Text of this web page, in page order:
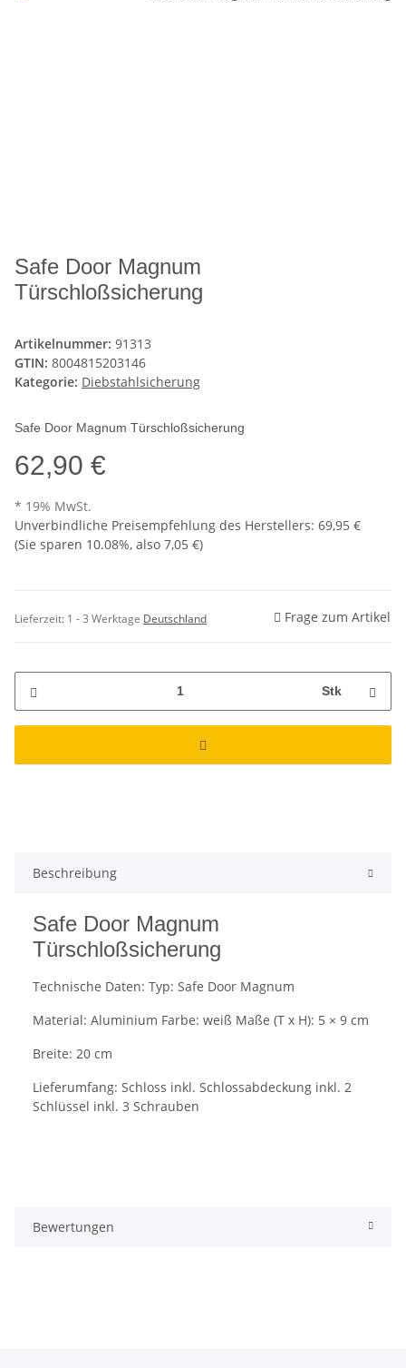
Safe Door Magnum
Türschloßsicherung
Artikelnummer: 91313
GTIN: 8004815203146
Kategorie: Diebstahlsicherung
Safe Door Magnum Türschloßsicherung
62,90 €
* 19% MwSt.
Unverbindliche Preisempfehlung des Herstellers: 69,95 €
(Sie sparen 10.08%, also 7,05 €)
Lieferzeit: 1 - 3 Werktage Deutschland Frage zum Artikel
Stk
Beschreibung
Safe Door Magnum
Türschloßsicherung
Technische Daten: Typ: Safe Door Magnum
Material: Aluminium Farbe: weiß Maße (T x H): 5 × 9 cm
Breite: 20 cm
Lieferumfang: Schloss inkl. Schlossabdeckung inkl. 2
Schlüssel inkl. 3 Schrauben
Bewertungen